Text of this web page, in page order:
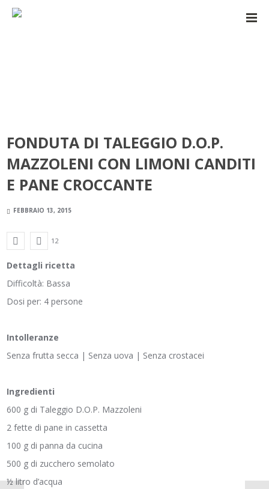
FONDUTA DI TALEGGIO D.O.P.
MAZZOLENI CON LIMONI CANDITI
E PANE CROCCANTE
FEBBRAIO 13, 2015
12
Dettagli ricetta
Difficoltà: Bassa
Dosi per: 4 persone
Intolleranze
Senza frutta secca | Senza uova | Senza crostacei
Ingredienti
600 g di Taleggio D.O.P. Mazzoleni
2 fette di pane in cassetta
100 g di panna da cucina
500 g di zucchero semolato
½ litro d’acqua